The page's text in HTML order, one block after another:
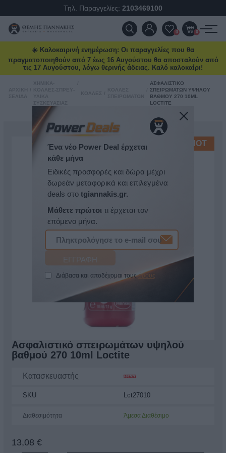
Τηλ. Παραγγελίες: 2103469100
ΠΡΟΪΌΝΤΑ
ΠΡΟΣΦΟΡΈΣ
ΕΠΙΚΟΙΝΩΝΊΑ
ΝΈΑ & ΆΡΘΡΑ
0 0
☀️ Καλοκαιρινή ενημέρωση: Οι παραγγελίες που θα
πραγματοποιηθούν από 7 έως 16 Αυγούστου θα αποσταλούν από
τις 17 Αυγούστου, λόγω θερινής άδειας. Καλό καλοκαίρι!
ΑΣΦΑΛΙΣΤΙΚΌ
ΣΠΕΙΡΩΜΆΤΩΝ ΥΨΗΛΟΎ
ΒΑΘΜΟΎ 270 10ML
LOCTITE
HOT
Ασφαλιστικό σπειρωμάτων υψηλού
βαθμού 270 10ml Loctite
Κατασκευαστής
SKU Lct27010
Διαθεσιμότητα Άμεσα Διαθέσιμο
13,08 €
Ένα νέο Power Deal έρχεται
κάθε μήνα
Ειδικές προσφορές και δώρα μέχρι
δωρεάν μεταφορικά και επιλεγμένα
deals στο tgiannakis.gr.
Μάθετε πρώτοι τι έρχεται τον
επόμενο μήνα.
Διάβασα και αποδέχομαι τουςόρους